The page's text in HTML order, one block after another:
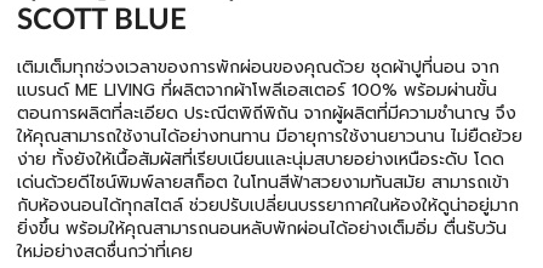
SCOTT BLUE
เติมเต็มทุกช่วงเวลาของการพักผ่อนของคุณด้วย ชุดผ้าปูที่นอน จาก
แบรนด์ ME LIVING ที่ผลิตจากผ้าโพลีเอสเตอร์ 100% พร้อมผ่านขั้น
ตอนการผลิตที่ละเอียด ประณีตพิถีพิถัน จากผู้ผลิตที่มีความชำนาญ จึง
ให้คุณสามารถใช้งานได้อย่างทนทาน มีอายุการใช้งานยาวนาน ไม่ยืดย้วย
ง่าย ทั้งยังให้เนื้อสัมผัสที่เรียบเนียนและนุ่มสบายอย่างเหนือระดับ โดด
เด่นด้วยดีไซน์พิมพ์ลายสก็อต ในโทนสีฟ้าสวยงามทันสมัย สามารถเข้า
กับห้องนอนได้ทุกสไตล์ ช่วยปรับเปลี่ยนบรรยากาศในห้องให้ดูน่าอยู่มาก
ยิ่งขึ้น พร้อมให้คุณสามารถนอนหลับพักผ่อนได้อย่างเต็มอิ่ม ตื่นรับวัน
ใหม่อย่างสดชื่นกว่าที่เคย